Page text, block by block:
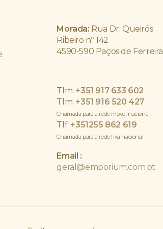
Morada: Rua Dr. Queirós
Ribeiro nº 142
4590-590 Paços de Ferreira
Tlm: +351 917 633 602
Tlm: +351 916 520 427
Chamada para a rede móvel nacional
Tlf: +351255 862 619
Chamada para a rede fixa nacional
Email :
geral@emporium.com.pt